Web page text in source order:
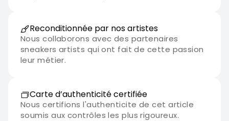
Reconditionnée par nos artistes
Nous collaborons avec des partenaires
sneakers artists qui ont fait de cette passion
leur métier.
Carte d’authenticité certifiée
Nous certifions l'authenticite de cet article
soumis aux contrôles les plus rigoureux.